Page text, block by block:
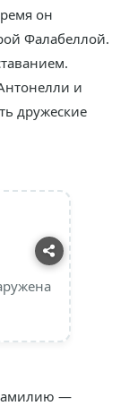
он
Фалабеллой.
и
дружеские
—